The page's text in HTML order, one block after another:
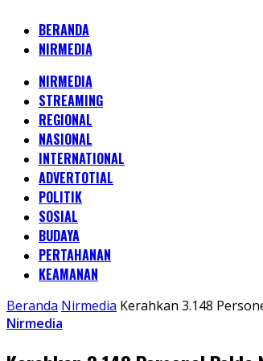
BERANDA
NIRMEDIA
NIRMEDIA
STREAMING
REGIONAL
NASIONAL
INTERNATIONAL
ADVERTOTIAL
POLITIK
SOSIAL
BUDAYA
PERTAHANAN
KEAMANAN
Beranda Nirmedia Kerahkan 3.148
Nirmedia